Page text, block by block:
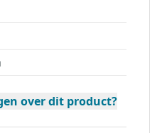
over dit product?